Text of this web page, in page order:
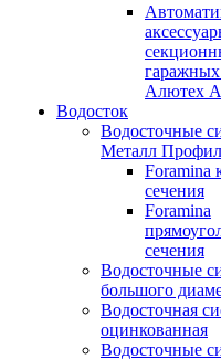
Алютех
Водосток
Водосточные
Металл
Foramina
сечения
Foramina
сечения
Водосточные
большого
Водосточная
оцинкованная
Водосточные